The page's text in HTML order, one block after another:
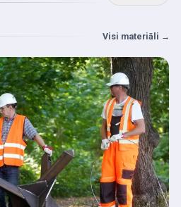
Visi materiāli →